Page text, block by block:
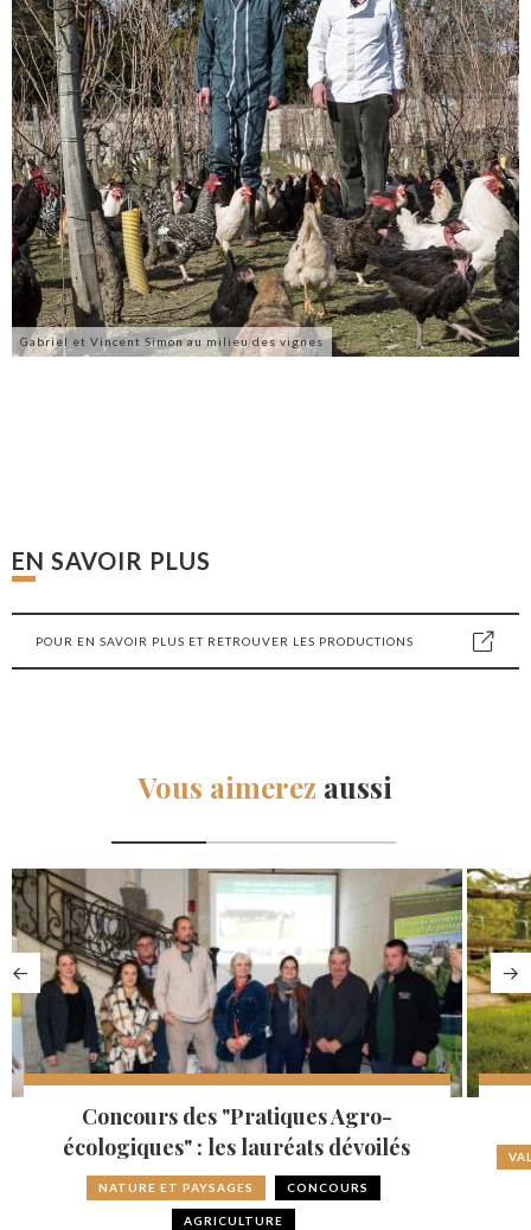
Gabriel et Vincent Simon au milieu des vignes
EN SAVOIR PLUS
POUR EN SAVOIR PLUS ET RETROUVER LES PRODUCTIONS
Vous aimerez aussi
Concours des "Pratiques Agro-
écologiques" : les lauréats dévoilés
NATURE ET PAYSAGES CONCOURS
AGRICULTURE